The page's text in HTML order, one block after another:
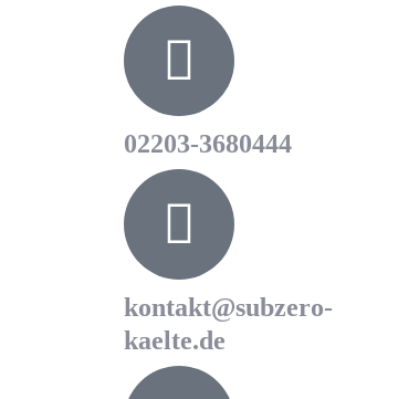
02203-3680444
kontakt@subzero-
kaelte.de